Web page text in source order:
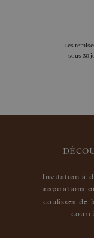
Les
sous 30
Invitation à
inspirations
coulisses de